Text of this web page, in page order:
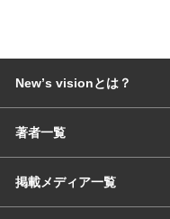
Newʼs visionとは？
著者一覧
掲載メディア一覧